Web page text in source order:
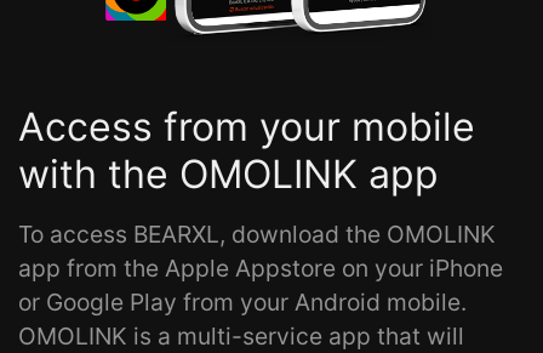
Access from your mobile
with the OMOLINK app
To access BEARXL, download the OMOLINK
app from the Apple Appstore on your iPhone
or Google Play from your Android mobile.
OMOLINK is a multi-service app that will